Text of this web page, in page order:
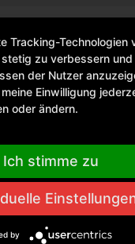
Tracking-Technologien
zu verbessern und
der Nutzer
Einwilligung
oder ändern.
Ich stimme zu
by